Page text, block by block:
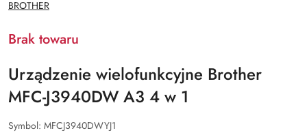
PRODUCENTA:
BROTHER
Brak towaru
Urządzenie wielofunkcyjne Brother
MFC-J3940DW A3 4 w 1
Symbol: MFCJ3940DWYJ1